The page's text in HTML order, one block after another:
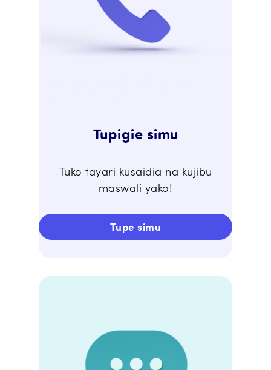
Tupigie simu
Tuko tayari kusaidia na kujibu
maswali yako!
Tupe simu